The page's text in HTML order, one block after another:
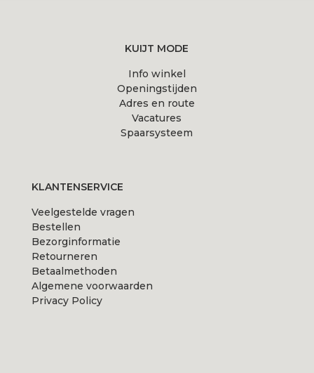
KUIJT MODE
Info winkel
Openingstijden
Adres en route
Vacatures
Spaarsysteem
KLANTENSERVICE
Veelgestelde vragen
Bestellen
Bezorginformatie
Retourneren
Betaalmethoden
Algemene voorwaarden
Privacy Policy